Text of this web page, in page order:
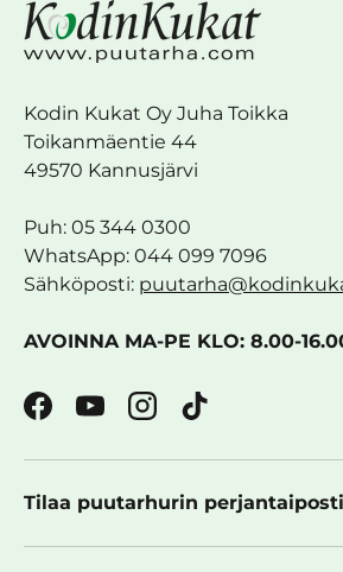
Kodin Kukat Oy Juha Toikka
Toikanmäentie 44
49570 Kannusjärvi
Puh: 05 344 0300
WhatsApp: 044 099 7096
Sähköposti:
AVOINNA MA-PE KLO: 8.00-
Facebook
YouTubeInstagram
TikTok
Tilaa puutarhurin perjantaiposti